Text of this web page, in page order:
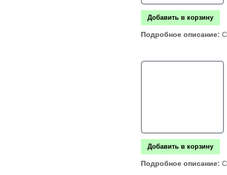
Добавить в корзину
Подробное описание:
Добавить в корзину
Подробное описание: